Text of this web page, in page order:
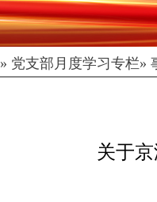
» 党支部月度学习专栏»
关于